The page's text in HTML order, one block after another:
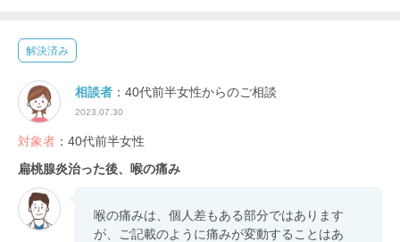
解決済み
相談者 ：40代前半女性からのご相談
2023.07.30
対象者 ：40代前半女性
扁桃腺炎治った後、喉の痛み
喉の痛みは、個人差もある部分ではあります
が、ご記載のように痛みが変動することはあ